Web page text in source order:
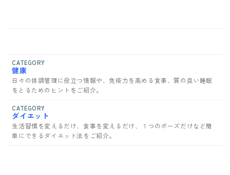
CATEGORY
健康
日々の体調管理に役立つ情報や、免疫力を高める食事、質の良い睡眠
をとるためのヒントをご紹介。
CATEGORY
ダイエット
生活習慣を変えるだけ、食事を変えるだけ、１つのポーズだけなど簡
単にできるダイエット法をご紹介。